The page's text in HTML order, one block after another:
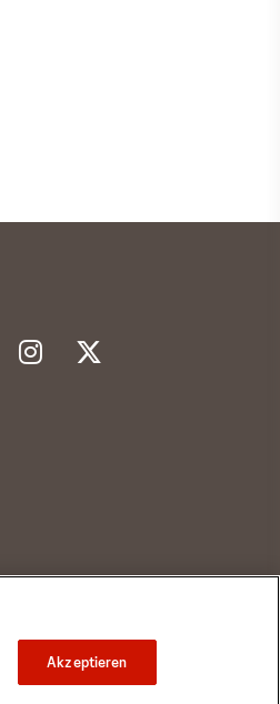
Akzeptieren